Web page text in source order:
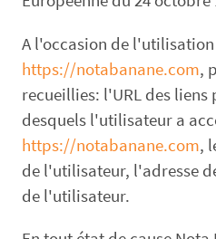
A l'occasion de
https://notabanane.com,
recueillies: l'URL des
desquels l'utilisateur a
https://notabanane.com,
de l'utilisateur, l'adresse
de l'utilisateur.